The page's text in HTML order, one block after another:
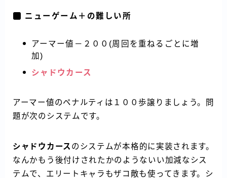
ニューゲーム＋の難しい所
アーマー値－２００(周回を重ねるごとに増
加)
シャドウカース
アーマー値のペナルティは１００歩譲りましょう。問
題が次のシステムです。
シャドウカース のシステムが本格的に実装されます。
なんかもう後付けされたかのようないい加減なシス
テムで、エリートキャラもザコ敵も使ってきます。シ